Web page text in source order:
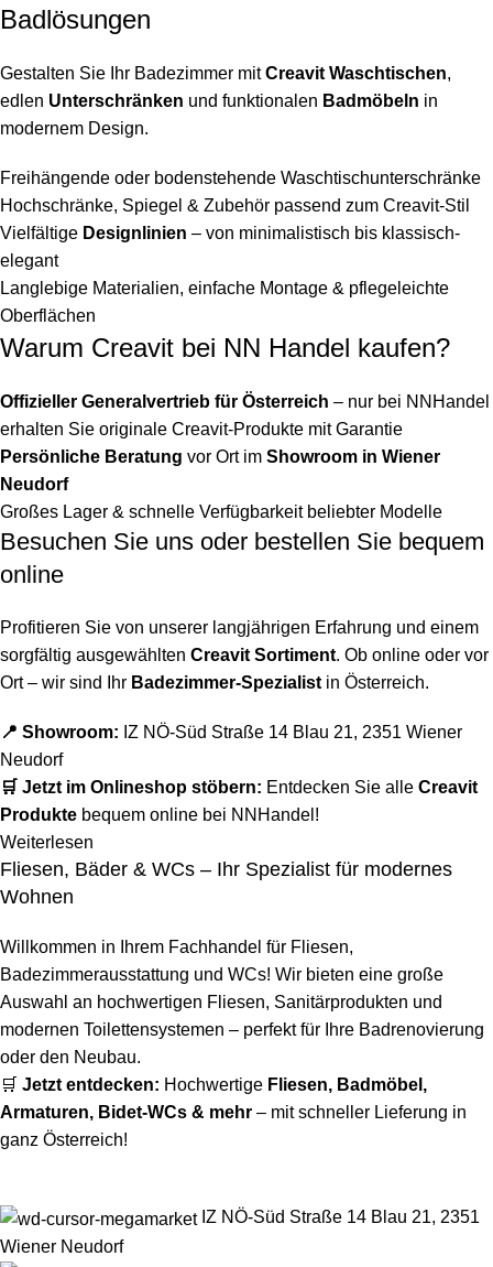
Badlösungen
Gestalten Sie Ihr Badezimmer mitCreavit Waschtischen,
edlen Unterschränken und funktionalen Badmöbeln in
modernem Design.
Freihängende oder bodenstehende Waschtischunterschränke
Hochschränke, Spiegel & Zubehör passend zum Creavit-Stil
Vielfältige Designlinien – von minimalistisch bis klassisch-
elegant
Langlebige Materialien, einfache Montage & pflegeleichte
Oberflächen
Warum Creavit bei NN Handel kaufen?
Offizieller Generalvertrieb für Österreich – nur bei NNHandel
erhalten Sie originale Creavit-Produkte mit Garantie
Persönliche Beratung vor Ort im Showroom in Wiener
Neudorf
Großes Lager & schnelle Verfügbarkeit beliebter Modelle
Besuchen Sie uns oder bestellen Sie bequem
online
Profitieren Sie von unserer langjährigen Erfahrung und einem
sorgfältig ausgewählten Creavit Sortiment. Ob online oder vor
Ort – wir sind Ihr Badezimmer-Spezialist in Österreich.
📍 Showroom: IZ NÖ-Süd Straße 14 Blau 21, 2351 Wiener
Neudorf
🛒 Jetzt im Onlineshop stöbern: Entdecken Sie alle Creavit
Produkte bequem online bei NNHandel!
Weiterlesen
Fliesen, Bäder & WCs – Ihr Spezialist für modernes
Wohnen
Willkommen in Ihrem Fachhandel für Fliesen,
Badezimmerausstattung und WCs! Wir bieten eine große
Auswahl an hochwertigen Fliesen, Sanitärprodukten und
modernen Toilettensystemen – perfekt für Ihre Badrenovierung
oder den Neubau.
🛒 Jetzt entdecken: Hochwertige Fliesen, Badmöbel ,
Armaturen, Bidet-WCs & mehr – mit schneller Lieferung in
ganz Österreich!
IZ NÖ-Süd Straße 14 Blau 21, 2351
Wiener Neudorf